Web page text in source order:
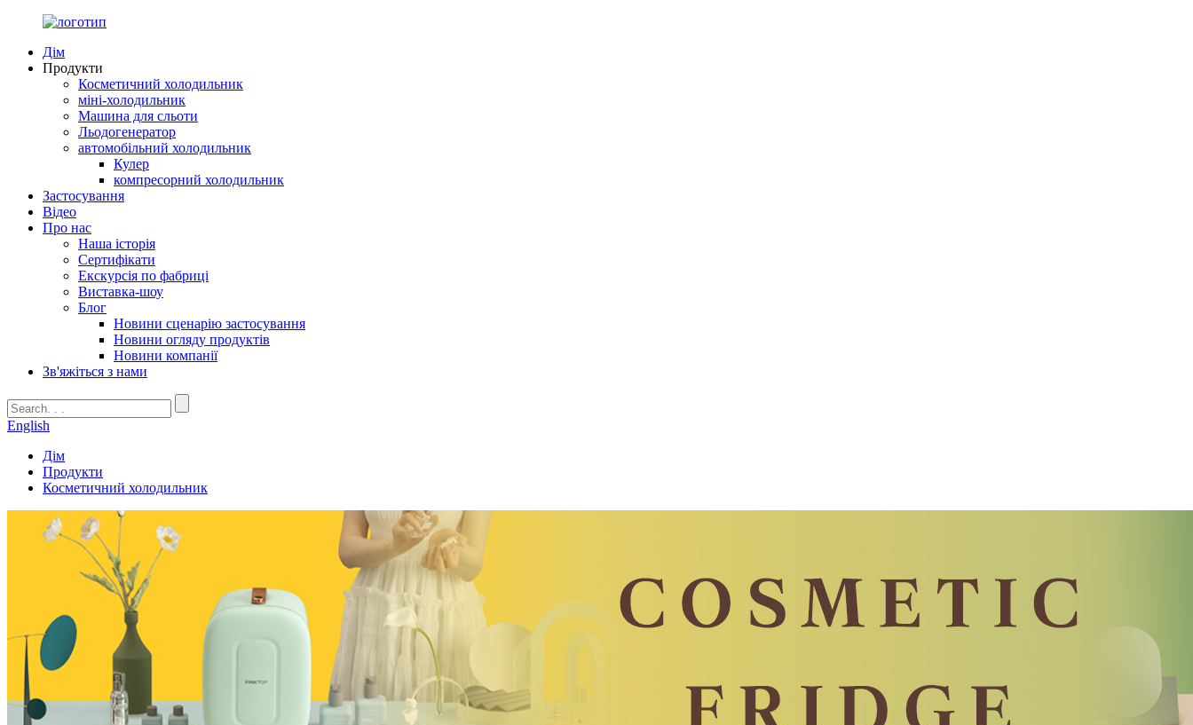
Дім
Продукти
Косметичний холодильник
міні-холодильник
Машина для сльоти
Льодогенератор
автомобільний холодильник
Кулер
компресорний холодильник
Застосування
Відео
Про нас
Наша історія
Сертифікати
Екскурсія по фабриці
Виставка-шоу
Блог
Новини сценарію застосування
Новини огляду продуктів
Новини компанії
Зв'яжіться з нами
English
Дім
Продукти
Косметичний холодильник